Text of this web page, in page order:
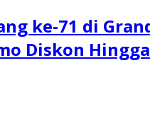
ke-71 di
Diskon Hingga